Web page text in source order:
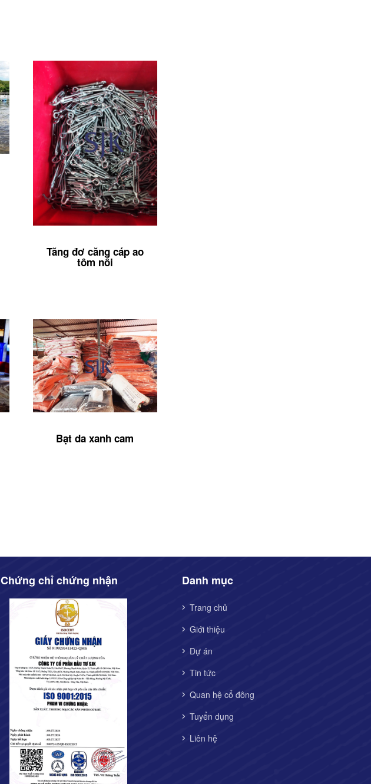
Tăng đơ căng cáp ao
tôm nổi
Bạt da xanh cam
Chứng chỉ chứng nhận Danh mục
Trang chủ
Giới thiệu
Dự án
Tin tức
Quan hệ cổ đông
Tuyển dụng
Liên hệ